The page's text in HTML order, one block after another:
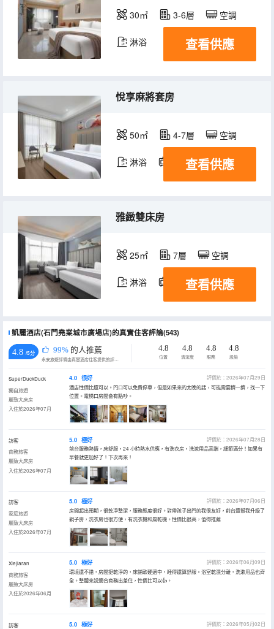
30㎡ 3-6層 空調
淋浴 查看供應
悅享麻將套房
50㎡ 4-7層 空調
淋浴 電視機
查看供應
雅緻雙床房
25㎡ 7層 空調
淋浴 電視機
查看供應
凱麗酒店(石門堯業城市廣場店)的真實住客評論(543)
4.8 /5分 99% 的人推薦
永安旅遊評價由真實酒店住客提供的評價。
4.8
位置
4.8
清潔度
4.8
服務
4.8
設施
SuperDuckDuck
獨自旅遊
麗致大床房
入住於2026年07月
4.0 很好
評價於：2026年07月29日
酒店性價比還可以。門口可以免費停車，但是如果來的太晚的話，可能需要擠一擠，找一下
位置。電梯口房間會有點吵。
訪客
商務旅客
麗致大床房
入住於2026年07月
5.0 極好
評價於：2026年07月28日
前台服務熱情，床舒服，24 小時熱水供應，有洗衣房，洗漱用品高端，細節滿分！如果有
早餐就更加好了！下次再來！
訪客
家庭旅遊
麗致大床房
入住於2026年07月
5.0 極好
評價於：2026年07月06日
房間超出預期，很乾凈整潔，服務態度很好。對帶孩子出門的我很友好，前台還幫我升級了
親子房，洗衣房也很方便，有洗衣機和風乾機。性價比很高，值得推薦
Xiejiaran
商務旅客
麗致大床房
入住於2026年06月
5.0 極好
評價於：2026年06月09日
環境還不錯，房間挺乾淨的，床鋪軟硬適中，睡得還算舒服。浴室乾濕分離，洗漱用品也齊
全。整體來説適合商務出差住，性價比可以👍。
訪客
5.0 極好
評價於：2026年05月02日